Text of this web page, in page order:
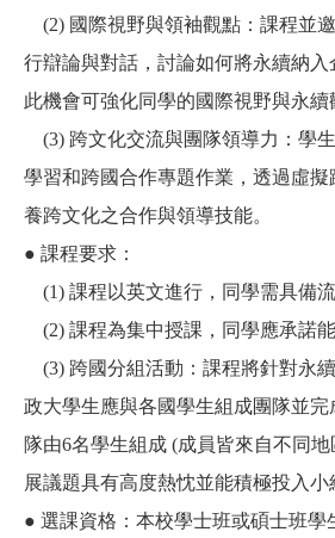
(2) 國際視野與領袖觀點：課程並
行辯論與對話，討論如何將永續納
此機會可強化同學的國際視野與永續
(3) 跨文化交流與團隊領導力：學
學習和跨國合作專題作業，透過虛
養跨文化之合作與領導技能。
● 課程要求：
(1) 課程以英文進行，同學需具備流
(2) 課程為集中授課，同學應承諾能
(3) 跨國分組活動：課程將針對永
政大學生應與各國學生組成團隊並
隊由6名學生組成 (成員皆來自不同地
展議題具有高度熱忱並能積極投入小
● 選課資格：本校學士班或碩士班學